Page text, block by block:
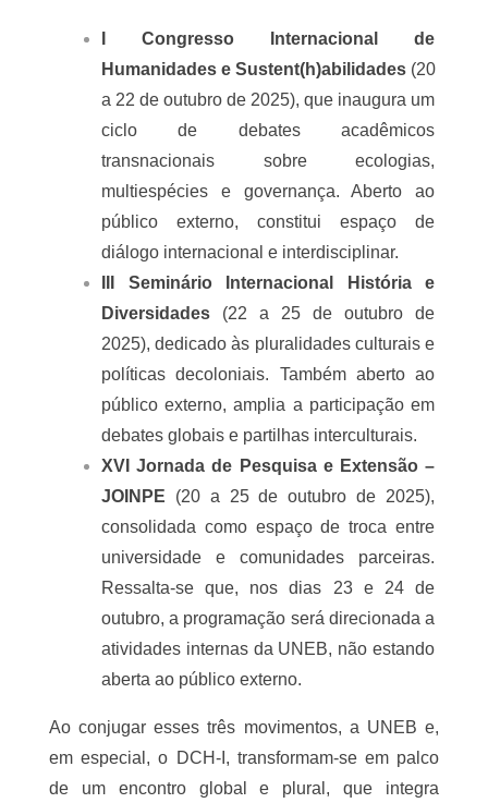
diferença, de tradição e de invenção. É nesse
território simbólico e material que se instala o
Humanidades e Sustenthabilidades 2025: um dos
mais importantes fóruns internacionais de reflexão
crítica sobre Humanidades, Justiça
Socioambiental e Multiespécies no Sul Global.
Um espaço em que a universidade se abre ao
mundo e o mundo se abre à universidade, para
reunir pesquisadores(as), artistas, lideranças
comunitárias, povos e comunidades tradicionais,
estudantes, gestores públicos e movimentos
sociais.
Em sua edição de 2025, o evento articula
de forma inédita três iniciativas de
alcance internacional:
I Congresso Internacional de
Humanidades e Sustent(h)abilidades (20
a 22 de outubro de 2025), que inaugura um
ciclo de debates acadêmicos
transnacionais sobre ecologias,
multiespécies e governança. Aberto ao
público externo, constitui espaço de
diálogo internacional e interdisciplinar.
III Seminário Internacional História e